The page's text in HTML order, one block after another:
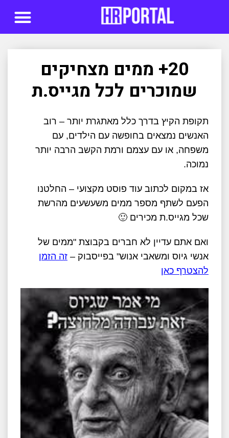
20+ ממים מצחיקים
שמוכרים לכל מגייס.ת
תקופת הקיץ בדרך כלל מאתגרת יותר – רוב
האנשים נמצאים בחופשה עם הילדים, עם
משפחה, או עם עצמם ורמת הקשב הרבה יותר
נמוכה.
אז במקום לכתוב עוד פוסט מקצועי – החלטנו
הפעם לשתף מספר ממים משעשעים מהרשת
שכל מגייס.ת מכירים 🙂
ואם אתם עדיין לא חברים בקבוצת "ממים של
אנשי גיוס ומשאבי אנוש" בפייסבוק – זה הזמן
להצטרף כאן